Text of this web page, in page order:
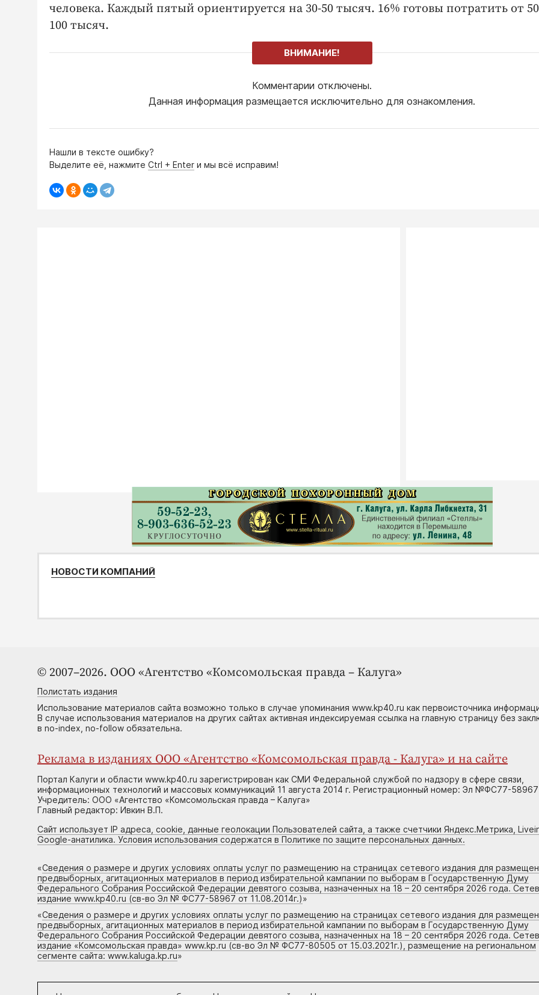
человека. Каждый пятый ориентируется на 30-50 тысяч. 16% готовы потратить от
100 тысяч.
ВНИМАНИЕ!
Комментарии отключены.
Данная информация размещается исключительно для ознакомления.
Нашли в тексте ошибку?
Выделите её, нажмите Ctrl + Enter и мы всё исправим!
НОВОСТИ КОМПАНИЙ
© 2007–2026. ООО «Агентство «Комсомольская правда – Калуга»
Полистать издания
Использование материалов сайта возможно только в случае упоминания www.kp40.ru как первоисточника
В случае использования материалов на других сайтах активная индексируемая ссылка на главную страницу без
в no-index, no-follow обязательна.
Реклама в изданиях ООО «Агентство «Комсомольская правда - Калуга» и на сайте
Портал Калуги и области www.kp40.ru зарегистрирован как СМИ Федеральной службой по надзору в сфере связи,
информационных технологий и массовых коммуникаций 11 августа 2014 г. Регистрационный номер: Эл №ФС77-58967
Учредитель: ООО «Агентство «Комсомольская правда – Калуга»
Главный редактор: Ивкин В.П.
Сайт использует IP адреса, cookie, данные геолокации Пользователей сайта, а также счетчики Яндекс.Метрика,
Google-анатилика. Условия использования содержатся в Политике по защите персональных данных.
«Сведения о размере и других условиях оплаты услуг по размещению на страницах сетевого издания для
предвыборных, агитационных материалов в период избирательной кампании по выборам в Государственную Думу
Федерального Собрания Российской Федерации девятого созыва, назначенных на 18 – 20 сентября 2026 года.
издание www.kp40.ru (св-во Эл № ФС77-58967 от 11.08.2014г.)»
«Сведения о размере и других условиях оплаты услуг по размещению на страницах сетевого издания для
предвыборных, агитационных материалов в период избирательной кампании по выборам в Государственную Думу
Федерального Собрания Российской Федерации девятого созыва, назначенных на 18 – 20 сентября 2026 года.
издание «Комсомольская правда» www.kp.ru (св-во Эл № ФС77-80505 от 15.03.2021г.), размещение на региональном
сегменте сайта: www.kaluga.kp.ru»